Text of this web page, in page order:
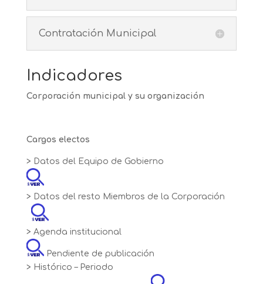
Contratación Municipal
Indicadores
Corporación municipal y su organización
Cargos electos
> Datos del Equipo de Gobierno
> Datos del resto Miembros de la Corporación
> Agenda institucional
Pendiente de publicación
> Histórico – Periodo